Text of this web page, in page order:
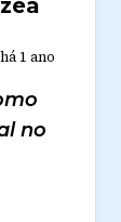
há 1 ano
no